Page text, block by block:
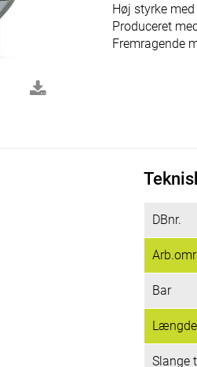
Høj styrke
Produceret
Fremragende
DBnr.
Bar
Længde
Slange